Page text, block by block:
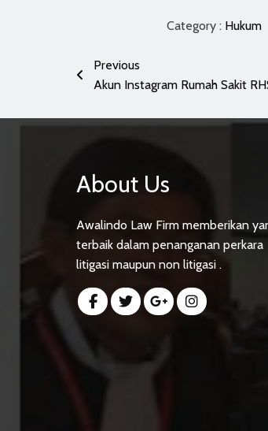
Category : Hukum
Previous
Akun Instagram Rumah Sakit
About Us
Awalindo Law Firm memberikan
terbaik dalam penanganan perkara
litigasi maupun non litigasi .